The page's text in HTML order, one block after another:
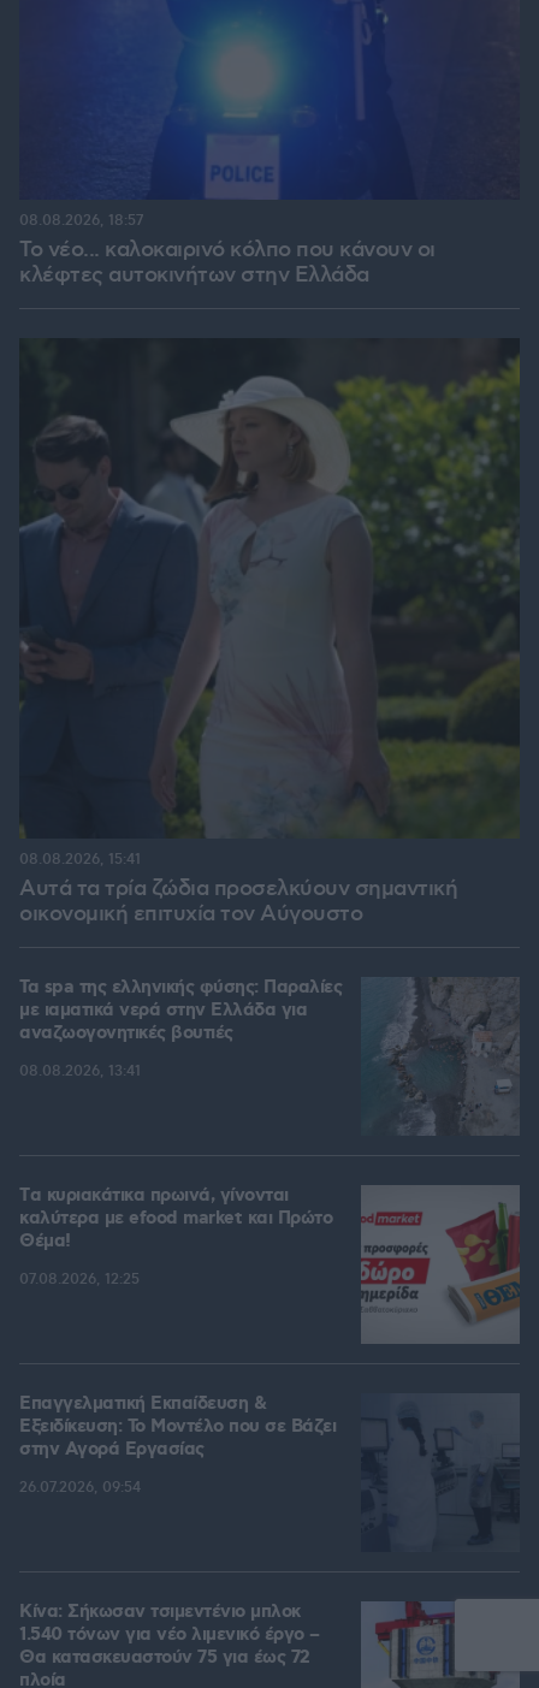
Το νέο... καλοκαιρινό κόλπο που κάνουν οι
κλέφτες αυτοκινήτων στην Ελλάδα
08.08.2026, 18:57
Αυτά τα τρία ζώδια προσελκύουν σημαντική
οικονομική επιτυχία τον Αύγουστο
08.08.2026, 15:41
Τα spa της ελληνικής φύσης: Παραλίες
με ιαματικά νερά στην Ελλάδα για
αναζωογονητικές βουτιές
08.08.2026, 13:41
Tα κυριακάτικα πρωινά, γίνονται
καλύτερα με efood market και Πρώτο
Θέμα!
07.08.2026, 12:25
Επαγγελματική Εκπαίδευση &
Εξειδίκευση: Το Mοντέλο που σε Bάζει
στην Aγορά Eργασίας
26.07.2026, 09:54
Κίνα: Σήκωσαν τσιμεντένιο μπλοκ
1.540 τόνων για νέο λιμενικό έργο –
Θα κατασκευαστούν 75 για έως 72
πλοία